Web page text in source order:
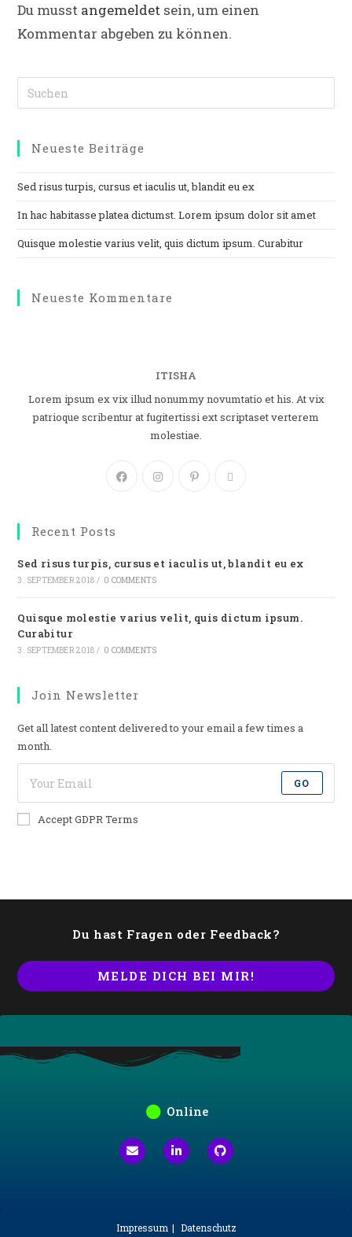
Du musst angemeldet sein, um einen
Kommentar abgeben zu können.
Neueste Beiträge
Sed risus turpis, cursus et iaculis ut, blandit eu ex
In hac habitasse platea dictumst. Lorem ipsum dolor sit amet
Quisque molestie varius velit, quis dictum ipsum. Curabitur
Neueste Kommentare
ITISHA
Lorem ipsum ex vix illud nonummy novumtatio et his. At vix
patrioque scribentur at fugitertissi ext scriptaset verterem
molestiae.
Recent Posts
Sed risus turpis, cursus et iaculis ut, blandit eu ex
3. SEPTEMBER 2018 / 0 COMMENTS
Quisque molestie varius velit, quis dictum ipsum.
Curabitur
3. SEPTEMBER 2018 / 0 COMMENTS
Join Newsletter
Get all latest content delivered to your email a few times a
month.
GO
Accept GDPR Terms
Du hast Fragen oder Feedback?
MELDE DICH BEI MIR!
Online
Impressum Datenschutz